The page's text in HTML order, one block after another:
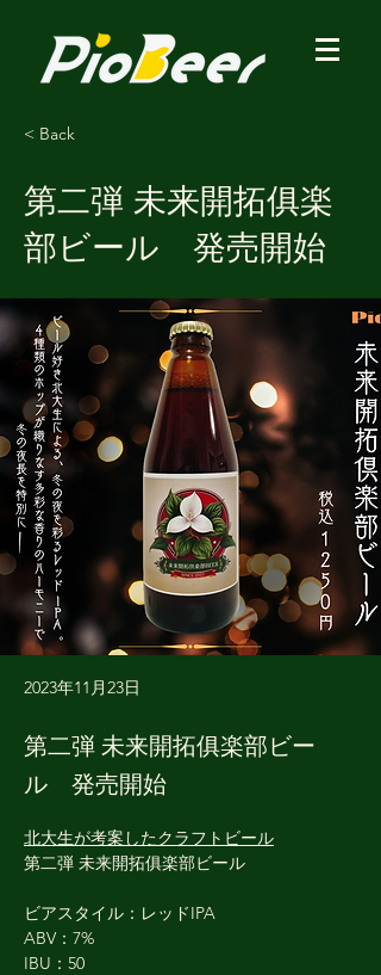
< Back
第二弾 未来開拓俱楽
部ビール 発売開始
2023年11月23日
第二弾 未来開拓俱楽部ビー
ル 発売開始
北大生が考案したクラフトビール
第二弾 未来開拓俱楽部ビール
ビアスタイル：レッドIPA
ABV：7%
IBU：50